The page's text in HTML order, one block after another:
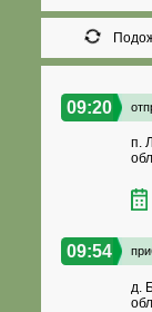
09:20
п.
09:54
д.